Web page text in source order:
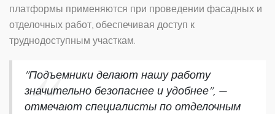
платформы применяются при проведении фасадных и
отделочных работ, обеспечивая доступ к
труднодоступным участкам.
"Подъемники делают нашу работу
значительно безопаснее и удобнее", —
отмечают специалисты по отделочным